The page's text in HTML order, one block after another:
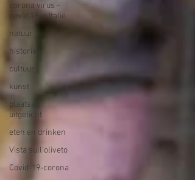
corona virus -
covid 19 in Italië
natuur
historie
cultuur
kunst
plaatsen
uitgelicht
eten en drinken
Vista sull'oliveto
Covid-19-corona